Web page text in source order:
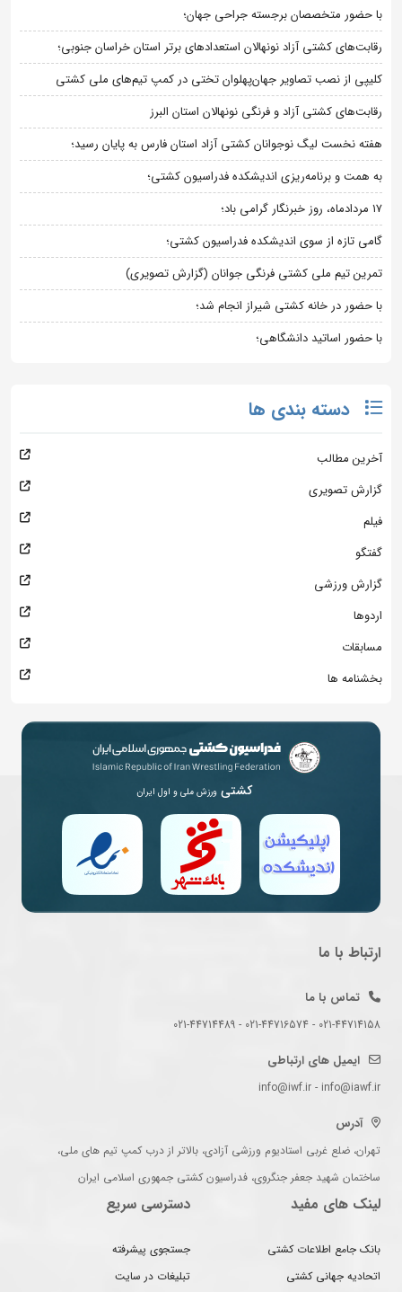
با حضور متخصصان برجسته جراحی جهان؛
رقابت‌های کشتی آزاد نونهالان استعدادهای برتر استان خراسان جنوبی؛
کلیپی از نصب تصاویر جهان‌پهلوان تختی در کمپ تیم‌های ملی کشتی
رقابت‌های کشتی آزاد و فرنگی نونهالان استان البرز
هفته نخست لیگ نوجوانان کشتی آزاد استان فارس به پایان رسید؛
به همت و برنامه‌ریزی اندیشکده فدراسیون کشتی؛
۱۷ مردادماه، روز خبرنگار گرامی باد؛
گامی تازه از سوی اندیشکده فدراسیون کشتی؛
تمرین تیم ملی کشتی فرنگی جوانان (گزارش تصویری)
با حضور در خانه کشتی شیراز انجام شد؛
با حضور اساتید دانشگاهی؛
دسته بندی ها
آخرین مطالب
گزارش تصویری
فیلم
گفتگو
گزارش ورزشی
اردوها
مسابقات
بخشنامه ها
کشتی ورزش ملی و اول ایران
ارتباط با ما
تماس با ما
021-44714158 - 021-44716574 - 021-44714489
ایمیل های ارتباطی
info@iwf.ir - info@iawf.ir
آدرس
تهران، ضلع غربی استادیوم ورزشی آزادی، بالاتر از درب کمپ تیم های ملی،
ساختمان شهید جعفر جنگروی، فدراسیون کشتی جمهوری اسلامی ایران
لینک های مفید
بانک جامع اطلاعات کشتی
اتحادیه جهانی کشتی
دسترسی سریع
جستجوی پیشرفته
تبلیغات در سایت